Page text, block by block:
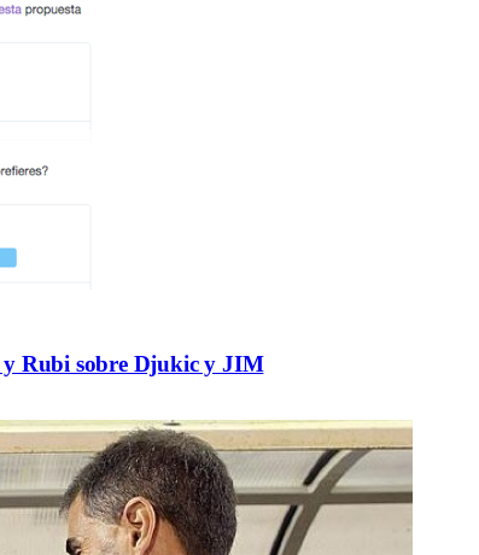
Rubi sobre Djukic y JIM